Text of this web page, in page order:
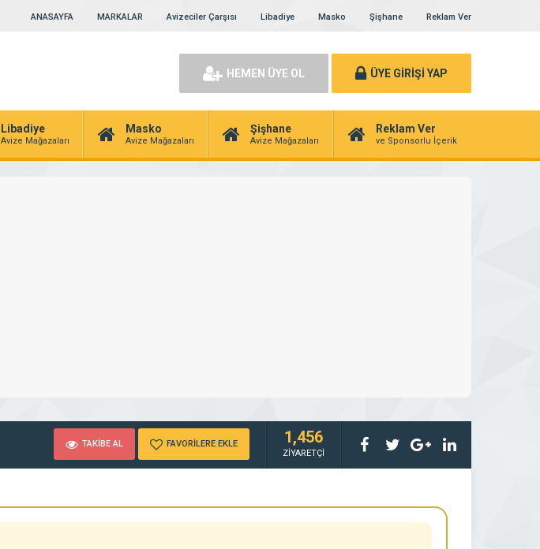
ANASAYFA MARKALAR Avizeciler Çarşısı Libadiye Masko Şişhane Reklam Ver
HEMEN ÜYE OL ÜYE GİRİŞİ YAP
Libadiye
Avize Mağazaları
Masko
Avize Mağazaları
Şişhane
Avize Mağazaları
Reklam Ver
ve Sponsorlu İçerik
TAKİBE AL FAVORİLERE EKLE 1,456
ZİYARETÇİ